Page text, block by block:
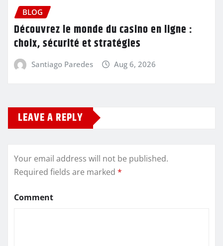
BLOG
Découvrez le monde du casino en ligne :
choix, sécurité et stratégies
Santiago Paredes Aug 6, 2026
LEAVE A REPLY
Your email address will not be published.
Required fields are marked *
Comment